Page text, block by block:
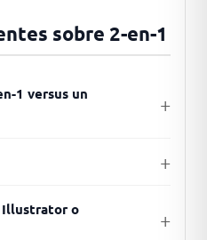
sobre 2-en-1
1 versus un
Illustrator o